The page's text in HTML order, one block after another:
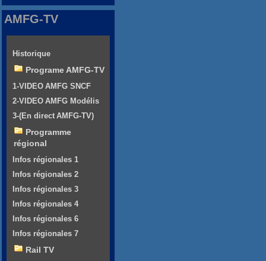
AMFG-TV
Historique
Programe AMFG-TV
1-VIDEO AMFG SNCF
2-VIDEO AMFG Modélis
3-(En direct AMFG-TV)
Programme
régional
Infos régionales 1
Infos régionales 2
Infos régionales 3
Infos régionales 4
Infos régionales 6
Infos régionales 7
Rail TV